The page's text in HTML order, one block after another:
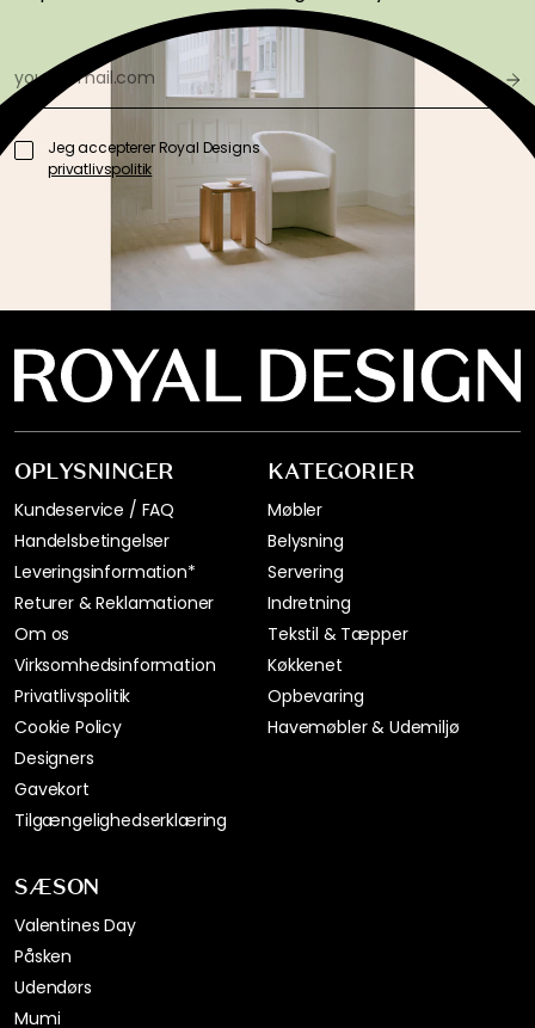
Jeg accepterer Royal Designs
privatlivspolitik
OPLYSNINGER
Kundeservice / FAQ
Handelsbetingelser
Leveringsinformation*
Returer & Reklamationer
Om os
Virksomhedsinformation
Privatlivspolitik
Cookie Policy
Designers
Gavekort
Tilgængelighedserklæring
KATEGORIER
Møbler
Belysning
Servering
Indretning
Tekstil & Tæpper
Køkkenet
Opbevaring
Havemøbler & Udemiljø
SÆSON
Valentines Day
Påsken
Udendørs
Mumi